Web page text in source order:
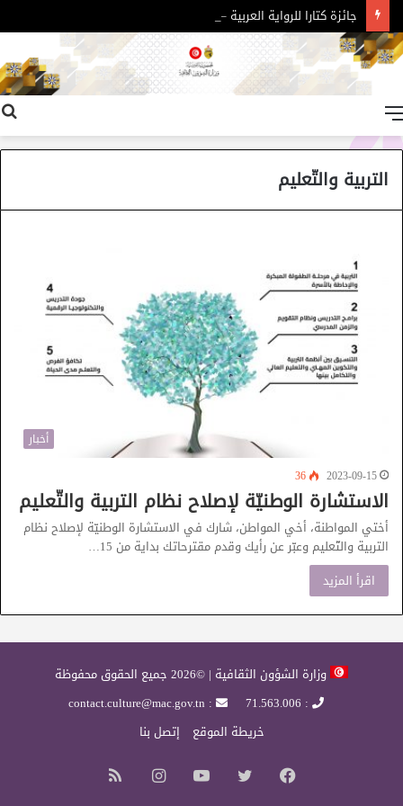
جائزة كتارا للرواية العربية – الدورة 11
التربية والتّعليم
أخبار
2023-09-15
36
الاستشارة الوطنيّة لإصلاح نظام التربية والتّعليم
أختي المواطنة، أخي المواطن، شارك في الاستشارة الوطنيّة لإصلاح نظام
التربية والتّعليم وعبّر عن رأيك وقدم مقترحاتك بداية من 15…
اقرأ المزيد
وزارة الشؤون الثقافية | ©2026 جميع الحقوق محفوظة
: 71.563.006
: contact.culture@mac.gov.tn
خريطة الموقع
إتصل بنا
فيسبوك تويتر يوتيوب انستقرام